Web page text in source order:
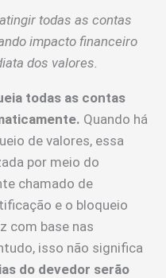
todas as contas
impacto financeiro
dos valores.
todas as contas
Quando há
de valores, essa
por meio do
chamado de
e o bloqueio
com base nas
isso não significa
do devedor serão